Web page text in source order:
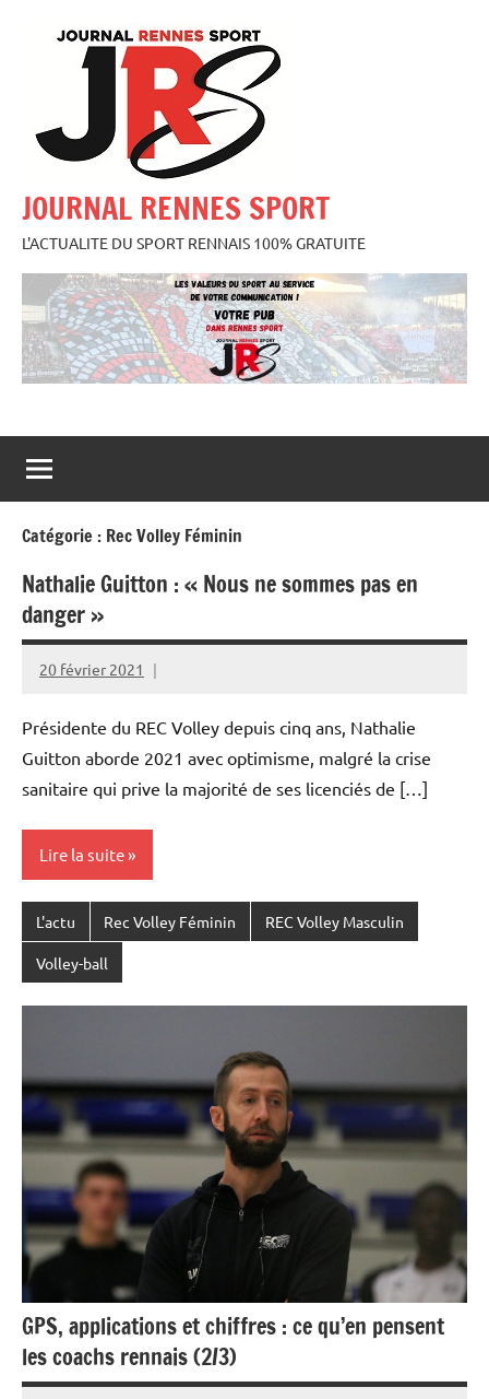
JOURNAL RENNES SPORT
L'ACTUALITE DU SPORT RENNAIS 100% GRATUITE
Catégorie : Rec Volley Féminin
Nathalie Guitton : « Nous ne sommes pas en
danger »
20 février 2021
Rédaction
Présidente du REC Volley depuis cinq ans, Nathalie
Guitton aborde 2021 avec optimisme, malgré la crise
sanitaire qui prive la majorité de ses licenciés de […]
Lire la suite
L'actu Rec Volley Féminin REC Volley Masculin
Volley-ball
GPS, applications et chiffres : ce qu’en pensent
les coachs rennais (2/3)